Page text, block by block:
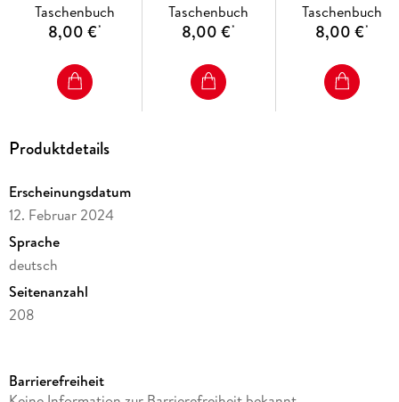
Taschenbuch
8,00 €*
Taschenbuch
8,00 €*
Taschenbuch
8,00 €*
Produktdetails
Erscheinungsdatum
12. Februar 2024
Sprache
deutsch
Seitenanzahl
208
Reihe
Barrierefreiheit